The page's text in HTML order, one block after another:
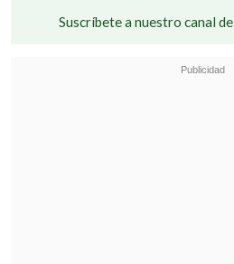
Suscríbete a nuestro canal de